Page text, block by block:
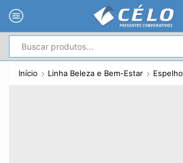
de
pesquisa
Início Linha Beleza e Bem-Estar Espelho